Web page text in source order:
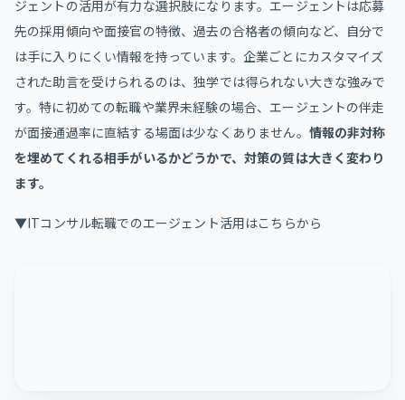
ジェントの活用が有力な選択肢になります。エージェントは応募
先の採用傾向や面接官の特徴、過去の合格者の傾向など、自分で
は手に入りにくい情報を持っています。企業ごとにカスタマイズ
された助言を受けられるのは、独学では得られない大きな強みで
す。特に初めての転職や業界未経験の場合、エージェントの伴走
が面接通過率に直結する場面は少なくありません。 情報の非対称
を埋めてくれる相手がいるかどうかで、対策の質は大きく変わり
ます。
▼ITコンサル転職でのエージェント活用はこちらから